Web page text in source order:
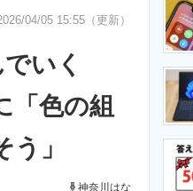
経営リーダーのコミュ
製造業のIT導入・活用
エネルギーの専門メ
04/05 15:55（更新）
いく
色の組
」
神奈川はな